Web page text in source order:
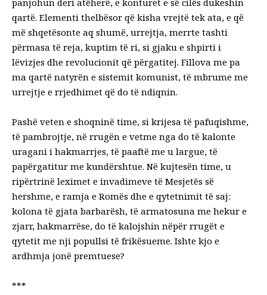
qartë. Elementi thelbësor që kisha vrejtë tek ata, e që
më shqetësonte aq shumë, urrejtja, merrte tashti
përmasa të reja, kuptim të ri, si gjaku e shpirti i
lëvizjes dhe revolucionit që përgatitej. Fillova me pa
ma qartë natyrën e sistemit komunist, të mbrume me
urrejtje e rrjedhimet që do të ndiqnin.
Pashë veten e shoqninë time, si krijesa të pafuqishme,
të pambrojtje, në rrugën e vetme nga do të kalonte
uragani i hakmarrjes, të paaftë me u largue, të
papërgatitur me kundërshtue. Në kujtesën time, u
ripërtrinë leximet e invadimeve të Mesjetës së
hershme, e ramja e Romës dhe e qytetnimit të saj:
kolona të gjata barbarësh, të armatosuna me hekur e
zjarr, hakmarrëse, do të kalojshin nëpër rrugët e
qytetit me nji popullsi të frikësueme. Ishte kjo e
ardhmja jonë premtuese?
***